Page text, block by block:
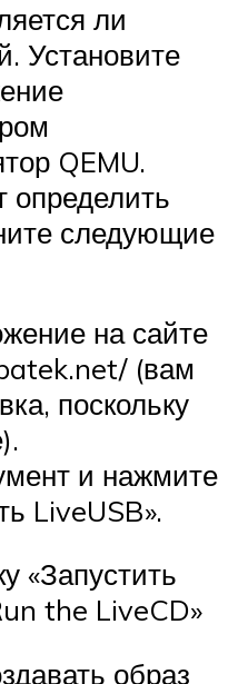
ли
Установите
QEMU.
определить
следующие
на сайте
(вам
поскольку
и нажмите
LiveUSB».
«Запустить
the LiveCD»
образ